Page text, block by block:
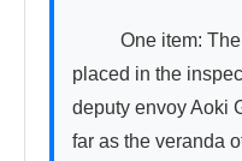
placed in the
deputy envoy Aoki
far as the veranda